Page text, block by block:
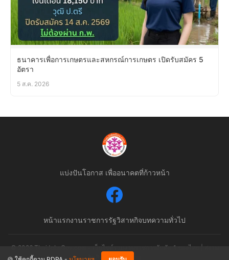
ธนาคารเพื่อการเกษตรและสหกรณ์การเกษตร เปิดรับสมัคร 5
อัตรา
5 ส.ค. 2026
แบ่งปันโอกาส เพื่ออนาคตที่ก้าวหน้า
หน้าแรกงานราชการรัฐวิสาหกิจบทความทั่วไป
© 2026 ThaiJobsGov.com - เว็บไซต์รวมงานราชการอันดับ 1 ของไทย | สงวน
ลิขสิทธิ์ตามกฎหมาย